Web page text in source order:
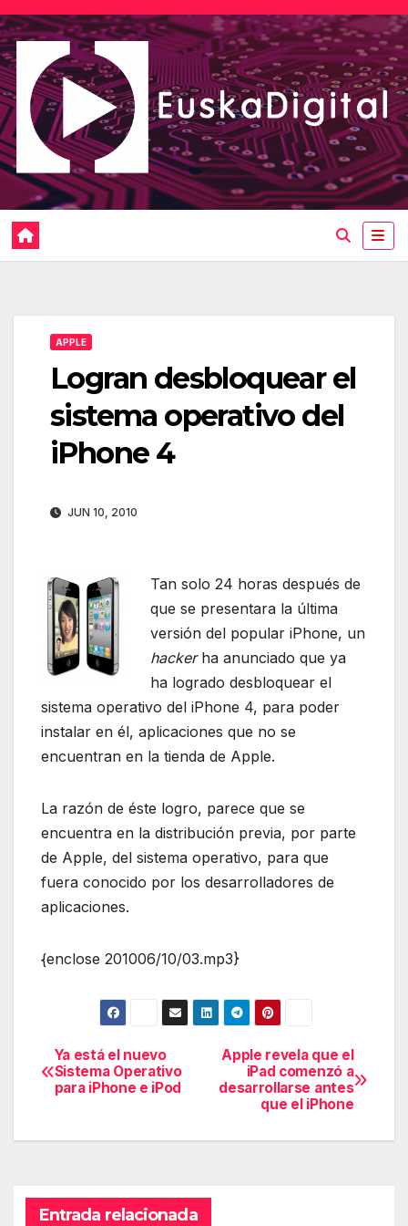
Saltar
al
contenido
APPLE
Logran desbloquear el
sistema operativo del
iPhone 4
JUN 10, 2010
Tan solo 24 horas después de
que se presentara la última
versión del popular iPhone, un
hackerha anunciado que ya
ha logrado desbloquear el
sistema operativo del iPhone 4, para poder
instalar en él, aplicaciones que no se
encuentran en la tienda de Apple.
La razón de éste logro, parece que se
encuentra en la distribución previa, por parte
de Apple, del sistema operativo, para que
fuera conocido por los desarrolladores de
aplicaciones.
{enclose 201006/10/03.mp3}
Navegación
de
entradas
Apple revela que el
iPad comenzó a
desarrollarse antes
que el iPhone
Ya está el nuevo
Sistema Operativo
para iPhone e iPod
Entrada relacionada